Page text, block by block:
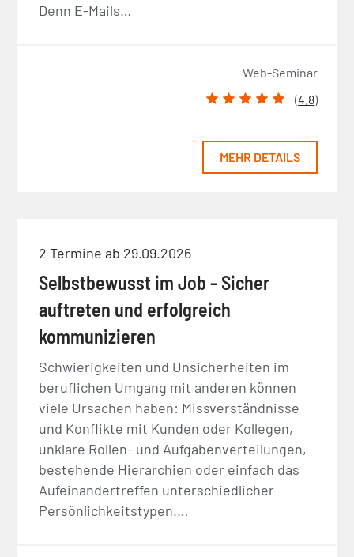
Denn E-Mails…
Web-Seminar
(4.8)
MEHR DETAILS
2 Termine ab 29.09.2026
Selbstbewusst im Job - Sicher
auftreten und erfolgreich
kommunizieren
Schwierigkeiten und Unsicherheiten im
beruflichen Umgang mit anderen können
viele Ursachen haben: Missverständnisse
und Konflikte mit Kunden oder Kollegen,
unklare Rollen- und Aufgabenverteilungen,
bestehende Hierarchien oder einfach das
Aufeinandertreffen unterschiedlicher
Persönlichkeitstypen.…